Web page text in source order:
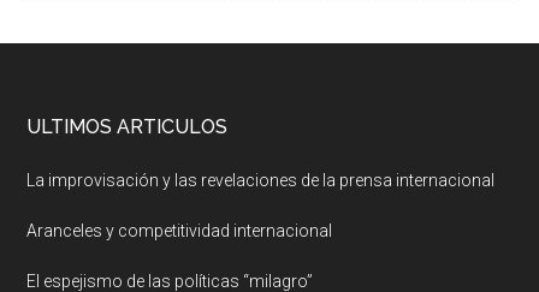
ULTIMOS ARTICULOS
La improvisación y las revelaciones de la prensa internacional
Aranceles y competitividad internacional
El espejismo de las políticas “milagro”